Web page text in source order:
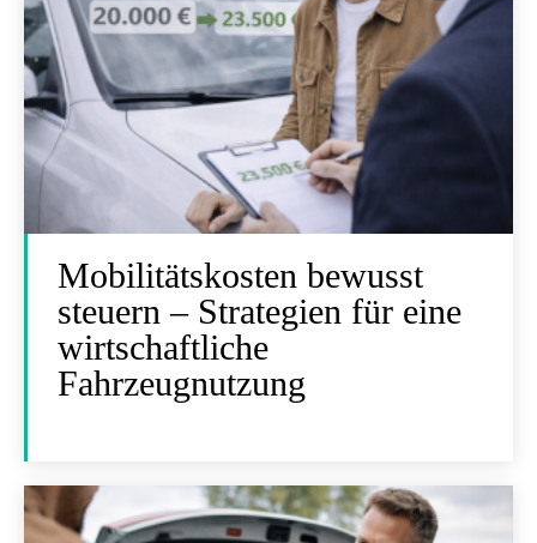
Mobilitätskosten bewusst
steuern – Strategien für eine
wirtschaftliche
Fahrzeugnutzung